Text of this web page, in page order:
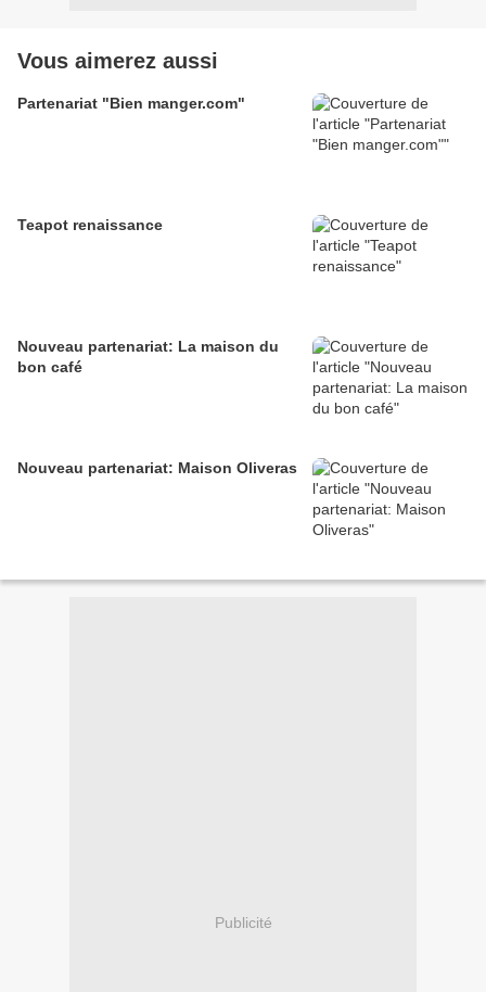
Vous aimerez aussi
Partenariat "Bien manger.com"
Teapot renaissance
Nouveau partenariat: La maison du
bon café
Nouveau partenariat: Maison Oliveras
Publicité